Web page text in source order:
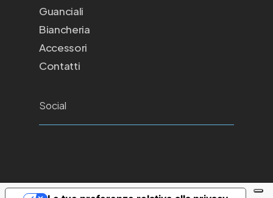
Guanciali
Biancheria
Accessori
Contatti
Social